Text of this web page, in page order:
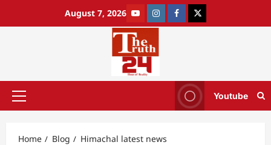
August 7, 2026
Youtube
Home Blog Himachal latest news